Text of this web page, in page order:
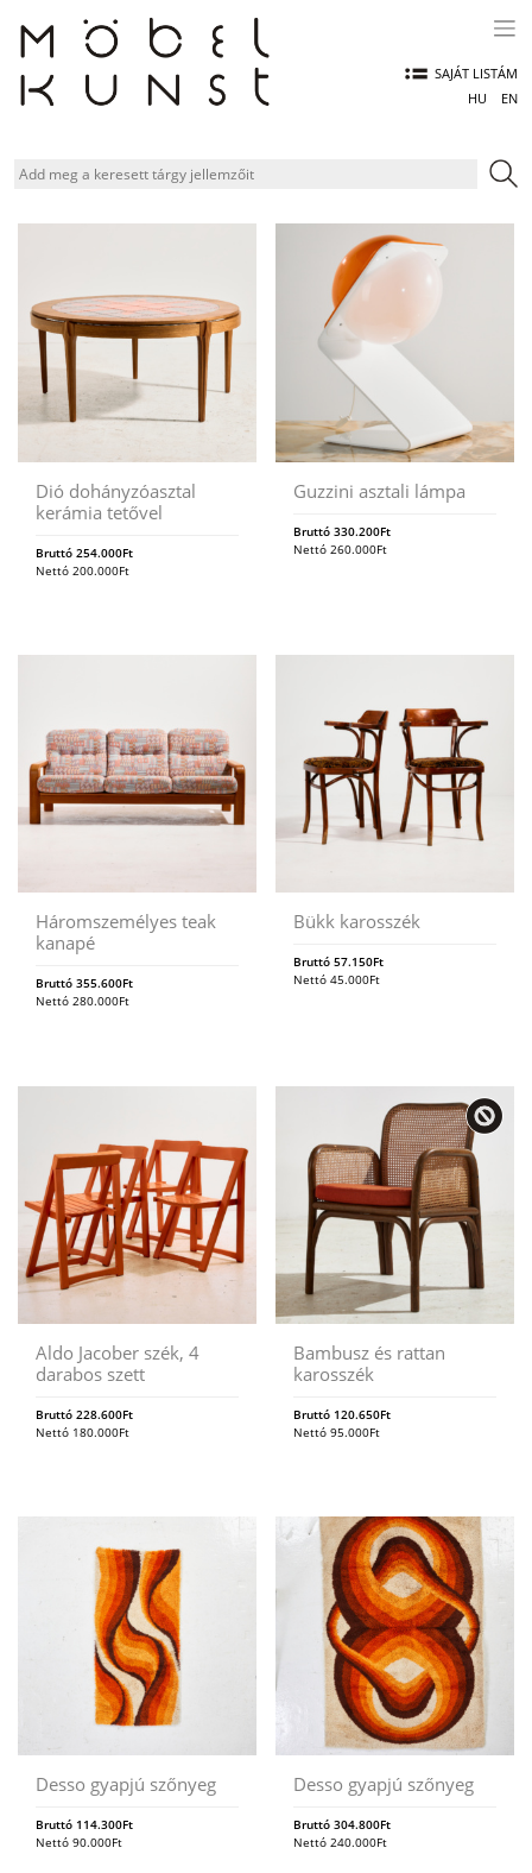
content
SAJÁT LISTÁM
HU
EN
Dió dohányzóasztal
kerámia tetővel
Bruttó 254.000Ft
Nettó 200.000Ft
Guzzini asztali lámpa
Bruttó330.200Ft
Nettó260.000Ft
Háromszemélyes teak
kanapé
Bruttó 355.600Ft
Nettó 280.000Ft
Bükk karosszék
Bruttó57.150Ft
Nettó45.000Ft
Aldo Jacober szék, 4
darabos szett
Bruttó 228.600Ft
Nettó 180.000Ft
Bambusz és rattan
karosszék
Bruttó 120.650Ft
Nettó95.000Ft
Desso gyapjú szőnyeg
Bruttó 114.300Ft
Nettó 90.000Ft
Desso gyapjú szőnyeg
Bruttó304.800Ft
Nettó240.000Ft